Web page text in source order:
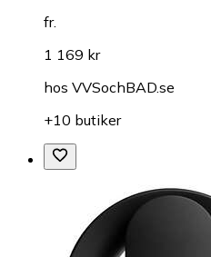
fr.
1 169 kr
hos VVSochBAD.se
+10 butiker